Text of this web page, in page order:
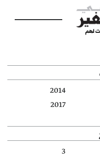
2014
2017
3